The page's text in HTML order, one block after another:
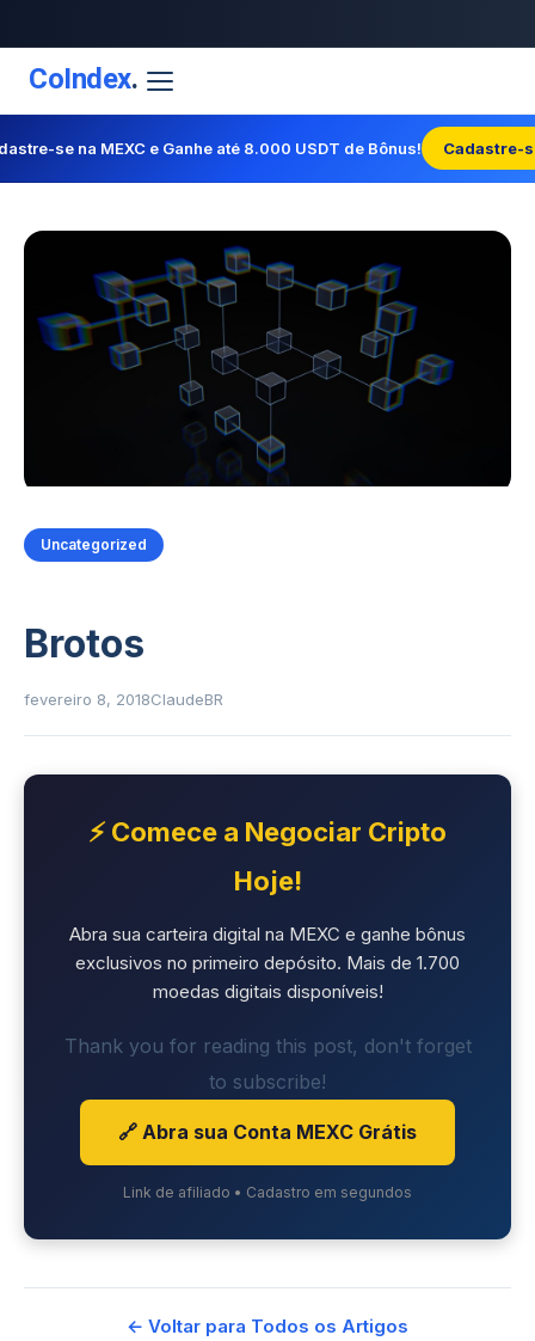
CoIndex.
se na MEXC e Ganhe até 8.000 USDT de Bônus! Cadastre-
Uncategorized
Brotos
fevereiro 8, 2018ClaudeBR
⚡ Comece a Negociar Cripto
Hoje!
Abra sua carteira digital na MEXC e ganhe bônus
exclusivos no primeiro depósito. Mais de 1.700
moedas digitais disponíveis!
Thank you for reading this post, don't forget
to subscribe!
🔗 Abra sua Conta MEXC Grátis
Link de afiliado • Cadastro em segundos
← Voltar para Todos os Artigos